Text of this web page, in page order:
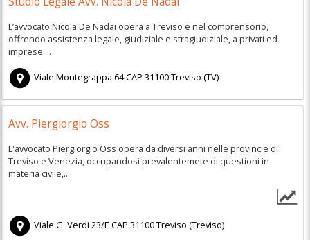
L’avvocato Nicola De Nadai opera a Treviso e nel comprensorio,
offrendo assistenza legale, giudiziale e stragiudiziale, a privati ed
imprese....
Viale Montegrappa 64CAP31100Treviso (TV)
Avv. Piergiorgio Oss
L'avvocato Piergiorgio Oss opera da diversi anni nelle provincie di
Treviso e Venezia, occupandosi prevalentemete di questioni in
materia civile,...
Viale G. Verdi 23/E CAP31100Treviso (Treviso)